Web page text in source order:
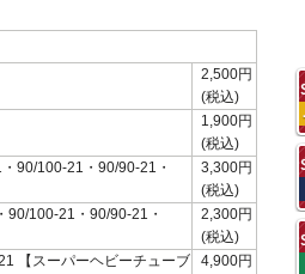
2,500円
(税込)
1,900円
(税込)
90/100-21・90/90-21・
3,300円
(税込)
100-21・90/90-21・
2,300円
(税込)
【スーパーヘビーチューブ
4,900円